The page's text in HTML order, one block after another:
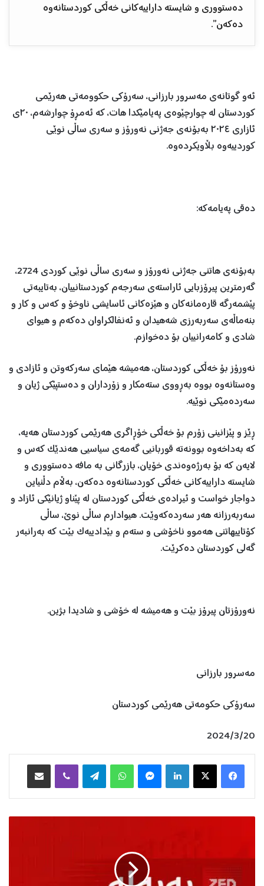
دەستووری و شایستە داراییەکانی خەڵکی کوردستانەوە
دەکەن”.
ئەو گوتانەی مەسرور بارزانی، سەرۆکی حکوومەتی هەرێمی
کوردستان لە چوارچێوەی پەیامێکدا هات، کە ئەمڕۆ چوارشەم، ٢٠ی
ئازاری ٢٠٢٤ بەبۆنەی جەژنی نەورۆز و سەری ساڵی نوێی
کوردییەوە بڵاویکردەوە.
دەقی پەیامەکە:
بەبۆنەی هاتنی جەژنی نەورۆز و سەری ساڵی نوێی کوردی 2724،
گەرمترین پیرۆزبایی ئاراستەی سەرجەم کوردستانییان، بەتایبەتی
پێشمەرگە قارەمانەکان و هێزەکانی ئاسایشی ناوخۆ و کەس و کار و
بنەماڵەی سەربەرزی شەهیدان و ئەنفالکراوان دەکەم و هیوای
شادی و کامەرانییان بۆ دەخوازم.
نەورۆز بۆ خەڵکی کوردستان، هەمیشە هێمای سەرکەوتن و ئازادی و
وەستانەوە بووە بەڕووی ستەمکار و زۆرداران و دەستپێکی ژیان و
سەردەمێکی نوێیە.
ڕێز و پێزانینی زۆرم بۆ خەڵکی خۆڕاگری هەرێمی کوردستان هەیە،
کە بەداخەوە بوونەتە قوربانیی گەمەی سیاسیی هەندێک کەس و
لایەن کە بۆ بەرژەوەندی خۆیان، بازرگانی بە مافە دەستووری و
شایستە داراییەکانی خەڵکی کوردستانەوە دەکەن، بەڵام دڵنیاین
دواجار خواست و ئیرادەی خەڵکی کوردستان لە پێناو ژیانێکی ئازاد و
سەربەرزانە هەر سەردەکەوێت. هیوادارم ساڵی نوێ، ساڵی
کۆتاییهاتنی هەموو ناخۆشی و ستەم و بێدادییەک بێت کە بەرانبەر
گەلی کوردستان دەکرێت.
نەورۆزتان پیرۆز بێت و هەمیشە لە خۆشی و شادیدا بژین.
مەسرور بارزانی
سەرۆکی حکومەتی هەرێمی کوردستان
2024/3/20
X
Telegram
ە